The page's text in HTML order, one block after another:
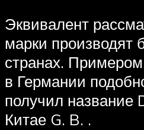
Эквивалент
марки производят
странах.
в Германии
получил название
Китае G. B. .